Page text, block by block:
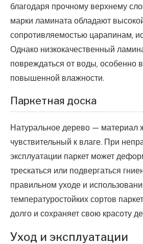
благодаря прочному верхнему
марки ламината обладают
сопротивляемостью царапинам,
Однако низкокачественный
повреждаться от воды, особенно
повышенной влажности.
Паркетная доска
Натуральное дерево — материал
чувствительный к влаге. При
эксплуатации паркет может
трескаться или подвергаться
правильном уходе и
температуростойких сортов
долго и сохраняет свою красоту
Уход и эксплуатации